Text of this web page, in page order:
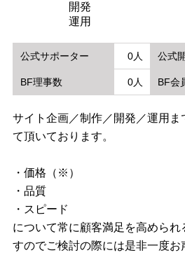
開発
運用
公式サポーター 0人 公式
BF理事数 0人 BF会
サイト企画／制作／開発／運用
て頂いております。
・価格（※）
・品質
・スピード
について常に顧客満足を高められ
すのでご検討の際には是非一度お